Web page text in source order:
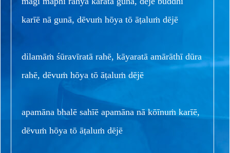
karīē nā gunā, dēvuṁ hōya tō āṭaluṁ dējē
dilamāṁ śūravīratā rahē, kāyaratā amārāthī dūra
rahē, dēvuṁ hōya tō āṭaluṁ dējē
apamāna bhalē sahīē apamāna nā kōīnuṁ karīē,
dēvuṁ hōya tō āṭaluṁ dējē